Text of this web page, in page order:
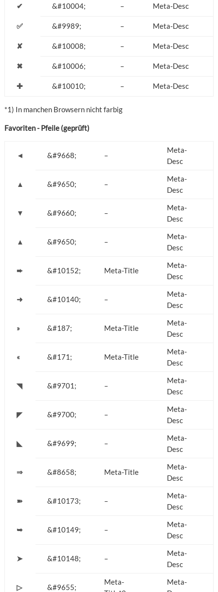
✔ &#10004; – Meta-Desc
✅ &#9989; – Meta-Desc
✘ &#10008; – Meta-Desc
✖ &#10006; – Meta-Desc
✚ &#10010; – Meta-Desc
*1) In manchen Browsern nicht farbig
Favoriten - Pfeile (geprüft)
◄ &#9668; –
Meta-
Desc
▲ &#9650; –
Meta-
Desc
▼ &#9660; –
Meta-
Desc
▲ &#9650; –
Meta-
Desc
➨ &#10152; Meta-Title
Meta-
Desc
➜ &#10140; –
Meta-
Desc
» &#187; Meta-Title
Meta-
Desc
« &#171; Meta-Title
Meta-
Desc
◥ &#9701; –
Meta-
Desc
◤ &#9700; –
Meta-
Desc
◣ &#9699; –
Meta-
Desc
⇒ &#8658; Meta-Title
Meta-
Desc
➽ &#10173; –
Meta-
Desc
➥ &#10149; –
Meta-
Desc
➤ &#10148; –
Meta-
Desc
▷ &#9655;
Meta-
Meta-